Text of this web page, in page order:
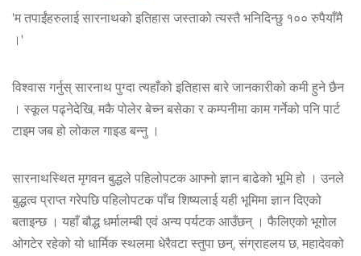
'म तपाईंहरुलाई सारनाथको इतिहास जस्ताको त्यस्तै भनिदिन्छु १०० रुपैयाँमै
।'
विश्वास गर्नुस् सारनाथ पुग्दा त्यहाँको इतिहास बारे जानकारीको कमी हुने छैन
। स्कूल पढ्नेदेखि, मकै पोलेर बेच्न बसेका र कम्पनीमा काम गर्नेको पनि पार्ट
टाइम जब हो लोकल गाइड बन्नु ।
सारनाथस्थित मृगवन बुद्धले पहिलोपटक आफ्नो ज्ञान बाढेको भूमि हो । उनले
बुद्धत्व प्राप्त गरेपछि पहिलोपटक पाँच शिष्यलाई यही भूमिमा ज्ञान दिएको
बताइन्छ । यहाँ बौद्ध धर्मालम्बी एवं अन्य पर्यटक आउँछन् । फैलिएको भूगोल
ओगटेर रहेको यो धार्मिक स्थलमा धेरैवटा स्तुपा छन्, संग्राहलय छ, महादेवको